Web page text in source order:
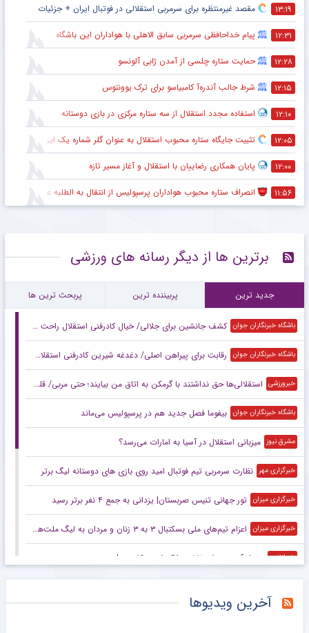
۱۳:۱۹ مقصد غیرمنتظره برای سرمربی استقلالی در فوتبال ایران + جزئیات
۱۲:۳۱ پیام خداحافظی سرمربی سابق الاهلی با هواداران این باشگاه
۱۲:۲۸ حمایت ستاره چلسی از آمدن ژابی آلونسو
۱۲:۱۵ شرط جالب آندره‌آ کامبیاسو برای ترک یوونتوس
۱۲:۱۰ استفاده مجدد استقلال از سه ستاره مرکزی در بازی دوستانه
۱۲:۰۵ تثبیت جایگاه ستاره محبوب استقلال به عنوان گلر شماره یک این تیم برای شروع لیگ
۱۲:۰۰ پایان همکاری رضاییان با استقلال و آغاز مسیر تازه
۱۱:۵۶ انصراف ستاره محبوب هواداران پرسپولیس از انتقال به الطلبه عراق
برترین ها از دیگر رسانه های ورزشی
جدید ترین پربیننده ترین پربحث ترین ها
باشگاه خبرنگاران جوان کشف جانشین برای جلالی/ خیال کادرفنی استقلال راحت شد
باشگاه خبرنگاران جوان رقابت برای پیراهن اصلی/ دغدغه شیرین کادرفنی استقلال در آستانه آغاز لیگ
خبرورزشی استقلالی‌ها حق نداشتند با گرمکن به اتاق من بیایند؛ حتی مربی/ قلعه‌نویی گفت فرهاد مجیدی را نمی‌خواهم! +ویدیو
باشگاه خبرنگاران جوان بیفوما فصل جدید هم در پرسپولیس می‌ماند
مشرق نیوز میزبانی استقلال در آسیا به امارات می‌رسد؟
خبرگزاری مهر نظارت سرمربی تیم‌ فوتبال امید روی بازی های دوستانه لیگ برتر
خبرگزاری میزان تور جهانی تنیس صربستان| یزدانی به جمع ۴ نفر برتر رسید
خبرگزاری میزان اعزام تیم‌های ملی بسکتبال ۳ به ۳ زنان و مردان به لیگ ملت‌های زیر ۲۳ سال
خبرانلاین سردار آزمون و استقلال؛ مذاکره‌ای در کار نبود!
رامین رضاییان در پرسپولیس؟ بیشعور است!/ لوگوی استقلال را بعد از پول ماچ کرد!
آخرین ویدیوها